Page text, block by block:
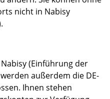
nicht in Nabisy
(Einführung der
außerdem die DE-
Ihnen stehen